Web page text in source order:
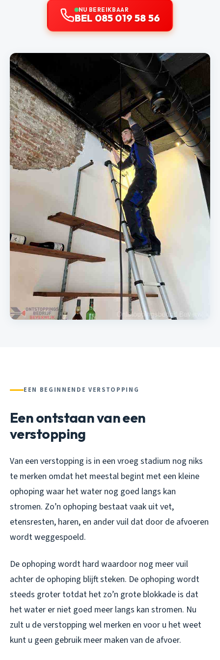
NU BEREIKBAAR
BEL 085 019 58 56
EEN BEGINNENDE VERSTOPPING
Een ontstaan van een
verstopping
Van een verstopping is in een vroeg stadium nog niks
te merken omdat het meestal begint met een kleine
ophoping waar het water nog goed langs kan
stromen. Zo’n ophoping bestaat vaak uit vet,
etensresten, haren, en ander vuil dat door de afvoeren
wordt weggespoeld.
De ophoping wordt hard waardoor nog meer vuil
achter de ophoping blijft steken. De ophoping wordt
steeds groter totdat het zo’n grote blokkade is dat
het water er niet goed meer langs kan stromen. Nu
zult u de verstopping wel merken en voor u het weet
kunt u geen gebruik meer maken van de afvoer.